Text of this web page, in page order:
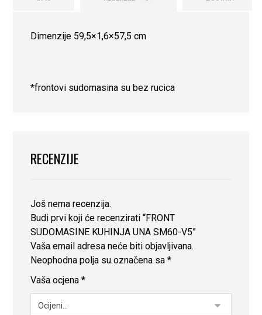
Dimenzije 59,5×1,6×57,5 cm
*frontovi sudomasina su bez rucica
RECENZIJE
Još nema recenzija.
Budi prvi koji će recenzirati “FRONT
SUDOMASINE KUHINJA UNA SM60-V5”
Vaša email adresa neće biti objavljivana.
Neophodna polja su označena sa*
Vaša ocjena*